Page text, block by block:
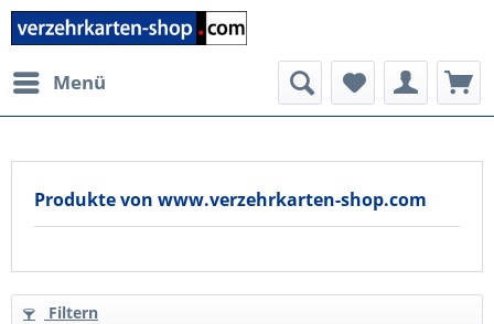
Menü
Produkte von www.verzehrkarten-shop.com
Filtern